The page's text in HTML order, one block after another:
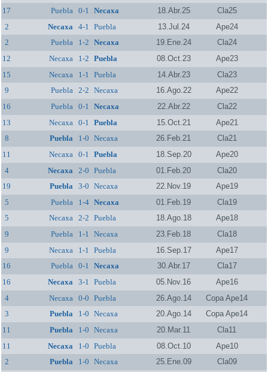
17
Puebla 0-1 Necaxa 18.Abr.25
Cla25
2
Necaxa 4-1 Puebla 13.Jul.24
Ape24
2
Puebla 1-2 Necaxa 19.Ene.24
Cla24
12
Necaxa 1-2 Puebla 08.Oct.23
Ape23
15
Necaxa 1-1 Puebla 14.Abr.23
Cla23
9
Puebla 2-2 Necaxa 16.Ago.22
Ape22
16
Puebla 0-1 Necaxa 22.Abr.22
Cla22
13
Necaxa 0-1 Puebla 15.Oct.21
Ape21
8
Puebla 1-0 Necaxa 26.Feb.21
Cla21
11
Necaxa 0-1 Puebla 18.Sep.20
Ape20
4
Necaxa 2-0 Puebla 01.Feb.20
Cla20
19
Puebla 3-0 Necaxa 22.Nov.19
Ape19
5
Puebla 1-4 Necaxa 01.Feb.19
Cla19
5
Necaxa 2-2 Puebla 18.Ago.18
Ape18
9
Puebla 1-1 Necaxa 23.Feb.18
Cla18
9
Necaxa 1-1 Puebla 16.Sep.17
Ape17
16
Puebla 0-1 Necaxa 30.Abr.17
Cla17
16
Necaxa 3-1 Puebla 05.Nov.16
Ape16
4
Necaxa 0-0 Puebla 26.Ago.14
Copa Ape14
3
Puebla 1-0 Necaxa 20.Ago.14
Copa Ape14
11
Puebla 1-0 Necaxa 20.Mar.11
Cla11
11
Necaxa 1-0 Puebla 08.Oct.10
Ape10
2
Puebla 1-0 Necaxa 25.Ene.09
Cla09